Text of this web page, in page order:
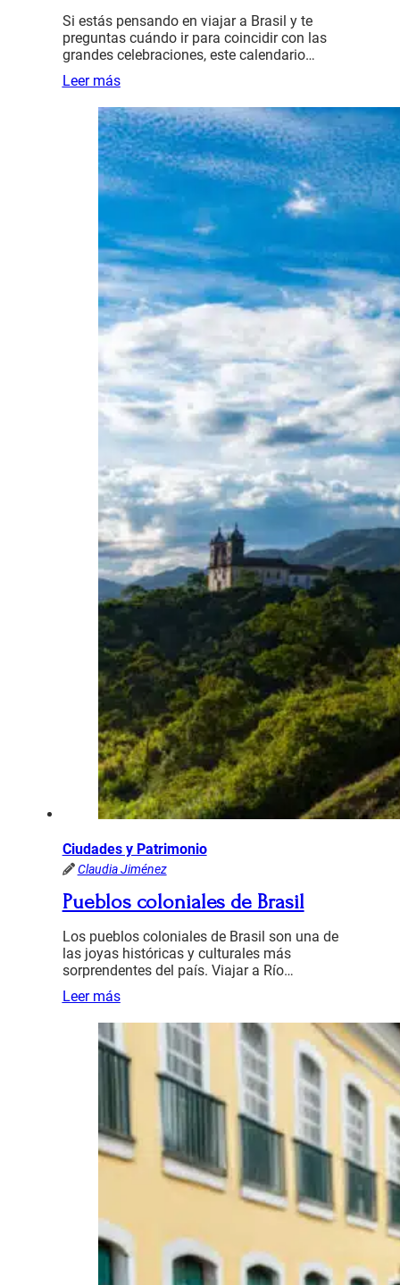
Si estás pensando en viajar a Brasil y te
preguntas cuándo ir para coincidir con las
grandes celebraciones, este calendario…
Leer más
Ciudades y Patrimonio
Claudia Jiménez
Pueblos coloniales de Brasil
Los pueblos coloniales de Brasil son una de
las joyas históricas y culturales más
sorprendentes del país. Viajar a Río…
Leer más